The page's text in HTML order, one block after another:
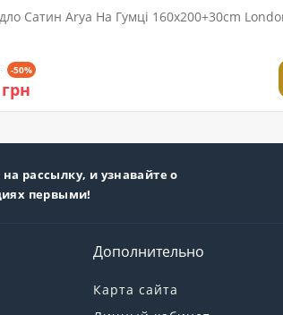
Сатин Arya На Гумці 160x200+30cm
-50%
рассылку, и узнавайте о
первыми!
Дополнительно
Карта сайта